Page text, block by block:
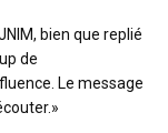
bien que replié
de
Le message